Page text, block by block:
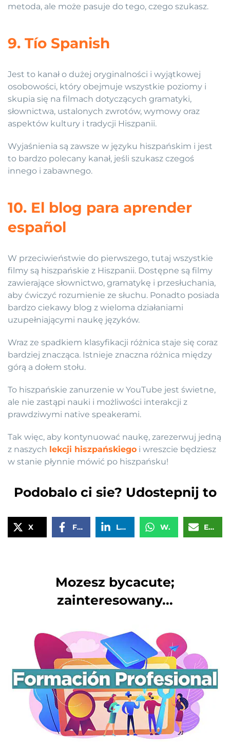
metoda, ale może pasuje do tego, czego szukasz.
9. Tío Spanish
Jest to kanał o dużej oryginalności i wyjątkowej
osobowości, który obejmuje wszystkie poziomy i
skupia się na filmach dotyczących gramatyki,
słownictwa, ustalonych zwrotów, wymowy oraz
aspektów kultury i tradycji Hiszpanii.
Wyjaśnienia są zawsze w języku hiszpańskim i jest
to bardzo polecany kanał, jeśli szukasz czegoś
innego i zabawnego.
10. El blog para aprender
español
W przeciwieństwie do pierwszego, tutaj wszystkie
filmy są hiszpańskie z Hiszpanii. Dostępne są filmy
zawierające słownictwo, gramatykę i przesłuchania,
aby ćwiczyć rozumienie ze słuchu. Ponadto posiada
bardzo ciekawy blog z wieloma działaniami
uzupełniającymi naukę języków.
Wraz ze spadkiem klasyfikacji różnica staje się coraz
bardziej znacząca. Istnieje znaczna różnica między
górą a dołem stołu.
To hiszpańskie zanurzenie w YouTube jest świetne,
ale nie zastąpi nauki i możliwości interakcji z
prawdziwymi native speakerami.
Tak więc, aby kontynuować naukę, zarezerwuj jedną
z naszych lekcji hiszpańskiego i wreszcie będziesz
w stanie płynnie mówić po hiszpańsku!
Podobalo ci sie? Udostepnij to
X Facebook LinkedIn WhatsApp Email
Mozesz bycacute;
zainteresowany...